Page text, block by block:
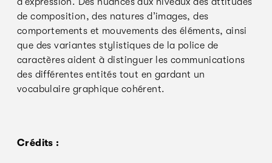
de composition, des natures d’images, des
comportements et mouvements des éléments, ainsi
que des variantes stylistiques de la police de
caractères aident à distinguer les communications
des différentes entités tout en gardant un
vocabulaire graphique cohérent.
Crédits :